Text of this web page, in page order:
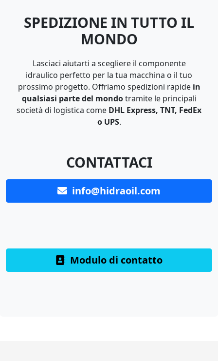
SPEDIZIONE IN TUTTO IL
MONDO
Lasciaci aiutarti a scegliere il componente
idraulico perfetto per la tua macchina o il tuo
prossimo progetto. Offriamo spedizioni rapide in
qualsiasi parte del mondotramite le principali
società di logistica come DHL Express, TNT, FedEx
o UPS.
CONTATTACI
info@hidraoil.com
Modulo di contatto